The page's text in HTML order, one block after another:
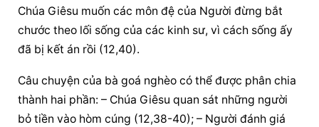
Chúa Giêsu muốn các môn đệ của Người đừng bắt
chước theo lối sống của các kinh sư, vì cách sống ấy
đã bị kết án rồi (12,40).
Câu chuyện của bà goá nghèo có thể được phân chia
thành hai phần: – Chúa Giêsu quan sát những người
bỏ tiền vào hòm cúng (12,38-40); – Người đánh giá